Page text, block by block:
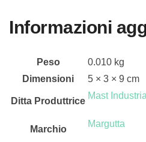
Informazioni
Peso
0.010 kg
Dimensioni
5 × 3 × 9 cm
Ditta Produttrice
Mast
Marchio
Margutta